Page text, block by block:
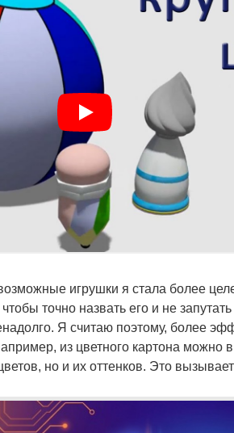
игрушки я стала более
точно назвать его и не
Я считаю поэтому, более
из цветного картона можно
но и их оттенков. Это